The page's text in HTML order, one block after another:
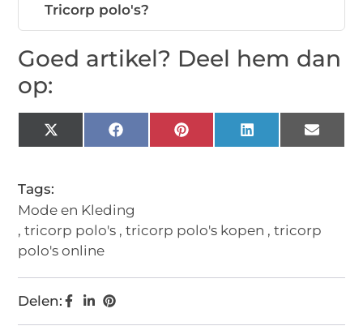
Tricorp polo's?
Goed artikel? Deel hem dan
op:
X
(Twitter)
FacebookPinterestLinkedIn Email
Tags:
Mode en Kleding
,tricorp polo's ,tricorp polo's kopen ,tricorp
polo's online
Delen: